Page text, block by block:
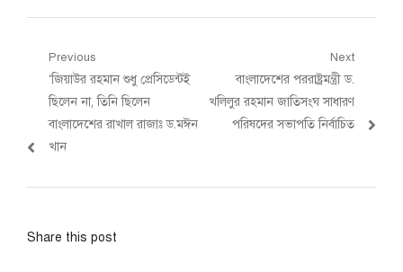
Post
navigation
Previous
Previous
post:
‘জিয়াউর রহমান শুধু প্রেসিডেন্টই
ছিলেন না, তিনি ছিলেন
বাংলাদেশের রাখাল রাজাঃ ড.মঈন
খান
Next
Next
post:
বাংলাদেশের পররাষ্ট্রমন্ত্রী ড.
খলিলুর রহমান জাতিসংঘ সাধারণ
পরিষদের সভাপতি নির্বাচিত
Share this post